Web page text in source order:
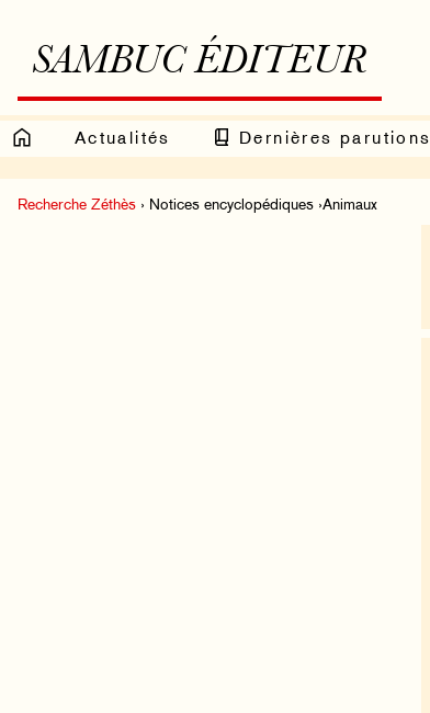
SAMBUC ÉDITEUR
Actualités Dernières parutions
Recherche Zéthès › Notices encyclopédiques ›Animaux